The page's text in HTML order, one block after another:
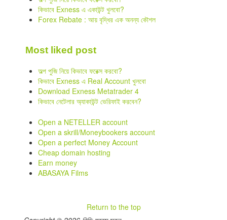
কিভাবে Exness এ একাউন্ট খুলবো?
Forex Rebate : আয় বৃদ্ধির এক অনন্য কৌশল
Most liked post
অল্প পুজি নিয়ে কিভাবে ফরেক্স করবো?
কিভাবে Exness এ Real Account খুলবো
Download Exness Metatrader 4
কিভাবে নেটেলার অ্যাকাউন্ট ভেরিফাই করবেন?
Open a NETELLER account
Open a skrill/Moneybookers account
Open a perfect Money Account
Cheap domain hosting
Earn money
ABASAYA Films
Return to the top